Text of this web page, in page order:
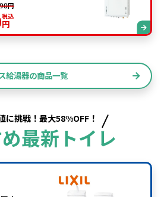
円
税込
円
給湯器の商品一覧
に挑戦！最大58%OFF！
最新トイレ